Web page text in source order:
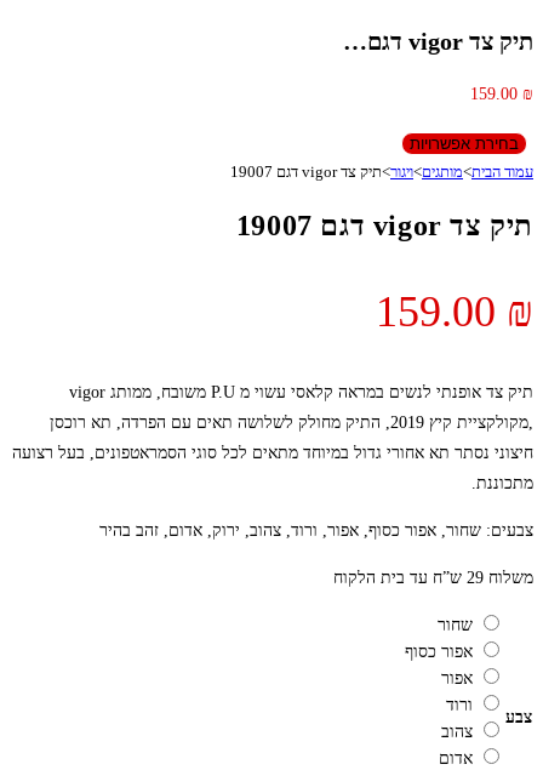
תיק צד vigor דגם…
159.00 ₪
בחירת אפשרויות
עמוד הבית>מותגים>ויגור>תיק צד vigor דגם 19007
תיק צד vigor דגם 19007
159.00 ₪
תיק צד אופנתי לנשים במראה קלאסי עשוי מ P.U משובח, ממותג vigor
,מקולקציית קיץ 2019, התיק מחולק לשלושה תאים עם הפרדה, תא רוכסן
חיצוני נסתר תא אחורי גדול במיוחד מתאים לכל סוגי הסמראטפונים, בעל רצועה
מתכוננת.
צבעים: שחור, אפור כסוף, אפור, ורוד, צהוב, ירוק, אדום, זהב בהיר
משלוח 29 ש”ח עד בית הלקוח
צבע
שחור
אפור כסוף
אפור
ורוד
צהוב
אדום